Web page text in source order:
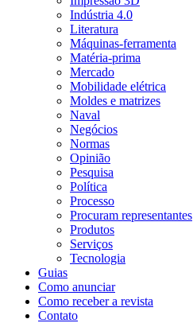
Indústria 4.0
Literatura
Máquinas-ferramenta
Matéria-prima
Mercado
Mobilidade elétrica
Moldes e matrizes
Naval
Negócios
Normas
Opinião
Pesquisa
Política
Processo
Procuram representantes
Produtos
Serviços
Tecnologia
Guias
Como anunciar
Como receber a revista
Contato